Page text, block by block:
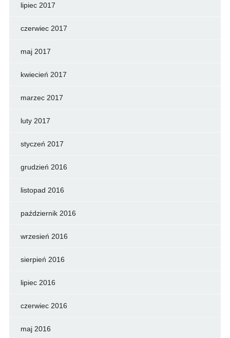
lipiec 2017
czerwiec 2017
maj 2017
kwiecień 2017
marzec 2017
luty 2017
styczeń 2017
grudzień 2016
listopad 2016
październik 2016
wrzesień 2016
sierpień 2016
lipiec 2016
czerwiec 2016
maj 2016